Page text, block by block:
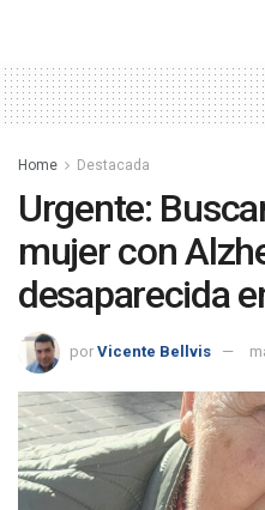
Home Destacada
Urgente:
mujer con
desaparecida
por Vicente Bellvis